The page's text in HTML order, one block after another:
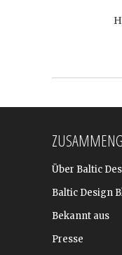
Über Baltic
Baltic Design
Bekannt aus
Presse